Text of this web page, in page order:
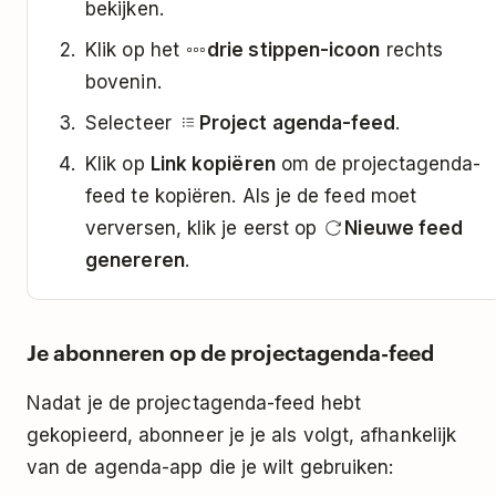
bekijken.
Klik op het
drie stippen-icoon rechts
bovenin.
Selecteer
Project agenda-feed.
Klik op Link kopiërenom de projectagenda-
feed te kopiëren. Als je de feed moet
verversen, klik je eerst op
Nieuwe feed
genereren.
Je abonneren op de projectagenda-feed
Nadat je de projectagenda-feed hebt
gekopieerd, abonneer je je als volgt, afhankelijk
van de agenda-app die je wilt gebruiken: